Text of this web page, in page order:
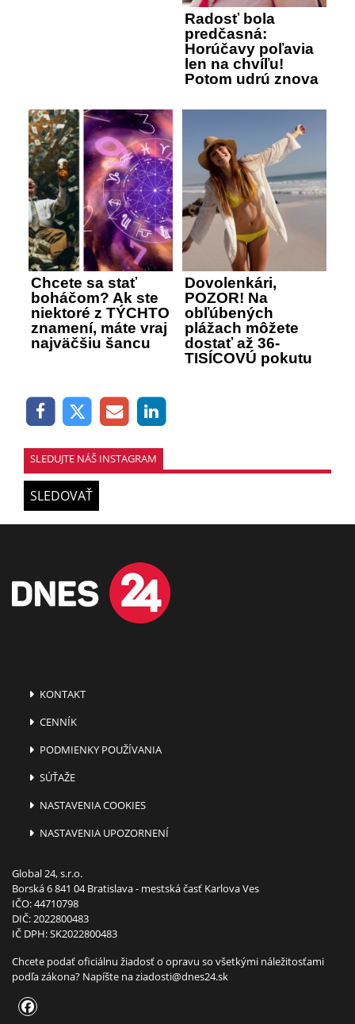
Radosť bola
predčasná:
Horúčavy poľavia
len na chvíľu!
Potom udrú znova
Chcete sa stať
boháčom? Ak ste
niektoré z TÝCHTO
znamení, máte vraj
najväčšiu šancu
Dovolenkári,
POZOR! Na
obľúbených
plážach môžete
dostať až 36-
TISÍCOVÚ pokutu
SLEDUJTE NÁŠ INSTAGRAM
SLEDOVAŤ
KONTAKT
CENNÍK
PODMIENKY POUŽÍVANIA
SÚŤAŽE
NASTAVENIA COOKIES
NASTAVENIA UPOZORNENÍ
Global 24, s.r.o.
Borská 6 841 04 Bratislava - mestská časť Karlova Ves
IČO: 44710798
DIČ: 2022800483
IČ DPH: SK2022800483
Chcete podať oficiálnu žiadosť o opravu so všetkými náležitosťami
podľa zákona? Napíšte naziadosti@dnes24.sk